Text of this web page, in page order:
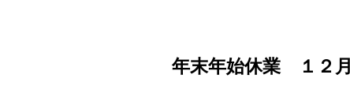
年末年始休業 １２